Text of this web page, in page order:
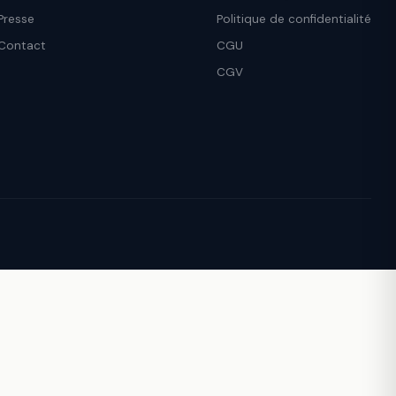
Politique de confidentialité
CGU
CGV